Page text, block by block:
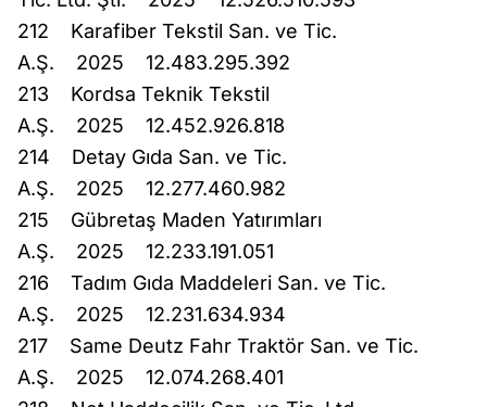
212 Karafiber Tekstil San. ve Tic.
A.Ş. 2025 12.483.295.392
213 Kordsa Teknik Tekstil
A.Ş. 2025 12.452.926.818
214 Detay Gıda San. ve Tic.
A.Ş. 2025 12.277.460.982
215 Gübretaş Maden Yatırımları
A.Ş. 2025 12.233.191.051
216 Tadım Gıda Maddeleri San. ve Tic.
A.Ş. 2025 12.231.634.934
217 Same Deutz Fahr Traktör San. ve Tic.
A.Ş. 2025 12.074.268.401